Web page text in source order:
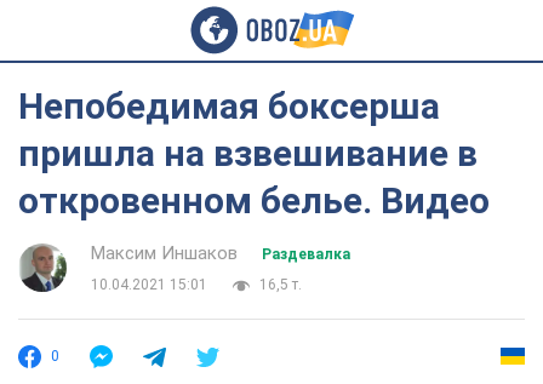
Непобедимая боксерша
пришла на взвешивание в
откровенном белье. Видео
Максим Иншаков
Раздевалка
10.04.2021 15:01
16,5 т.
0